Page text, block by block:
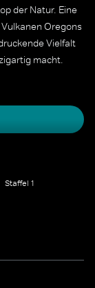
der Natur. Eine
Oregons
Vielfalt
macht.
Staffel 1